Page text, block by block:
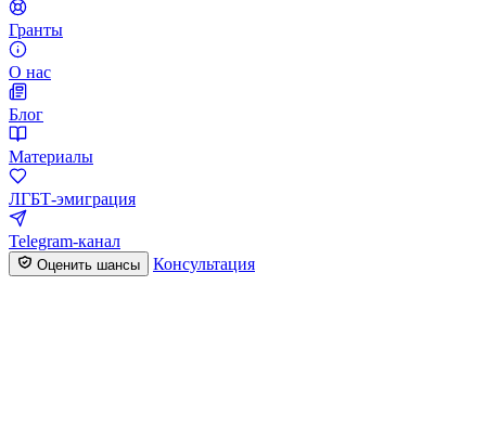
Гранты
О нас
Блог
Материалы
ЛГБТ-эмиграция
Telegram-канал
Оценить шансы Консультация